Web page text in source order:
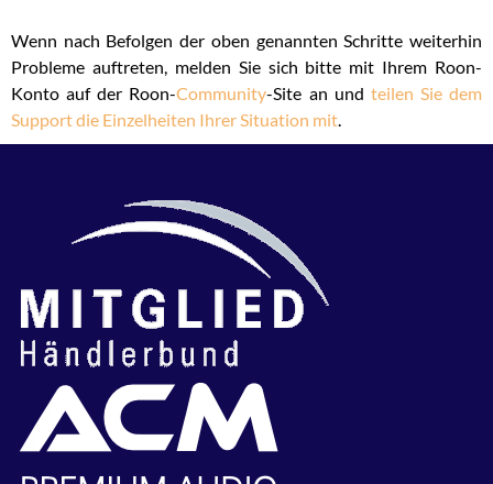
Wenn nach Befolgen der oben genannten Schritte weiterhin
Probleme auftreten, melden Sie sich bitte mit Ihrem Roon-
Konto auf der Roon-Community-Site an und teilen Sie dem
Support die Einzelheiten Ihrer Situation mit.